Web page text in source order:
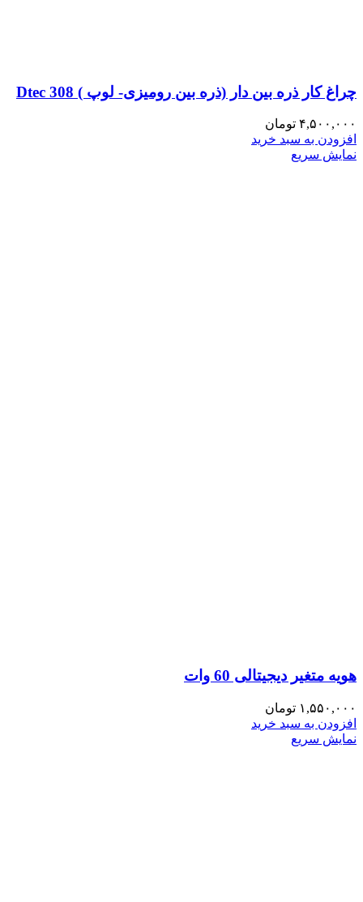
چراغ کار ذره بین دار (ذره بین رومیزی- لوپ ) Dtec 308
۴,۵۰۰,۰۰۰ تومان
افزودن به سبد خرید
نمایش سریع
هویه متغیر دیجیتالی 60 وات
۱,۵۵۰,۰۰۰ تومان
افزودن به سبد خرید
نمایش سریع